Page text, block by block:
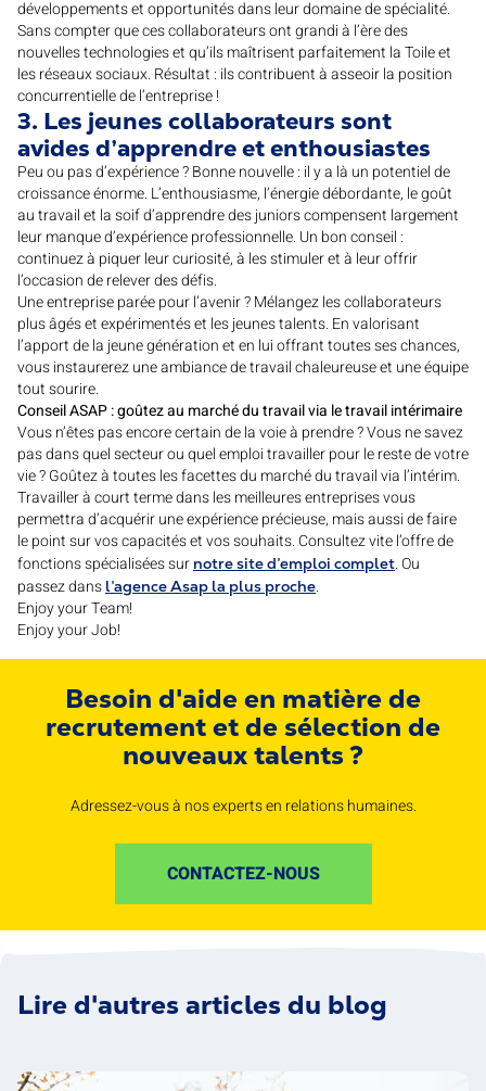
développements et opportunités dans leur domaine de spécialité.
Sans compter que ces collaborateurs ont grandi à l’ère des
nouvelles technologies et qu’ils maîtrisent parfaitement la Toile et
les réseaux sociaux. Résultat : ils contribuent à asseoir la position
concurrentielle de l’entreprise !
3. Les jeunes collaborateurs sont
avides d’apprendre et enthousiastes
Peu ou pas d’expérience ? Bonne nouvelle : il y a là un potentiel de
croissance énorme. L’enthousiasme, l’énergie débordante, le goût
au travail et la soif d’apprendre des juniors compensent largement
leur manque d’expérience professionnelle. Un bon conseil :
continuez à piquer leur curiosité, à les stimuler et à leur offrir
l’occasion de relever des défis.
Une entreprise parée pour l’avenir ? Mélangez les collaborateurs
plus âgés et expérimentés et les jeunes talents. En valorisant
l’apport de la jeune génération et en lui offrant toutes ses chances,
vous instaurerez une ambiance de travail chaleureuse et une équipe
tout sourire.
Conseil ASAP : goûtez au marché du travail via le travail intérimaire
Vous n’êtes pas encore certain de la voie à prendre ? Vous ne savez
pas dans quel secteur ou quel emploi travailler pour le reste de votre
vie ? Goûtez à toutes les facettes du marché du travail via l’intérim.
Travailler à court terme dans les meilleures entreprises vous
permettra d’acquérir une expérience précieuse, mais aussi de faire
le point sur vos capacités et vos souhaits. Consultez vite l’offre de
fonctions spécialisées sur notre site d’emploi complet. Ou
passez dans l’agence Asap la plus proche.
Enjoy your Team!
Enjoy your Job!
Besoin d'aide en matière de
recrutement et de sélection de
nouveaux talents ?
Adressez-vous à nos experts en relations humaines.
CONTACTEZ-NOUS
Lire d'autres articles du blog